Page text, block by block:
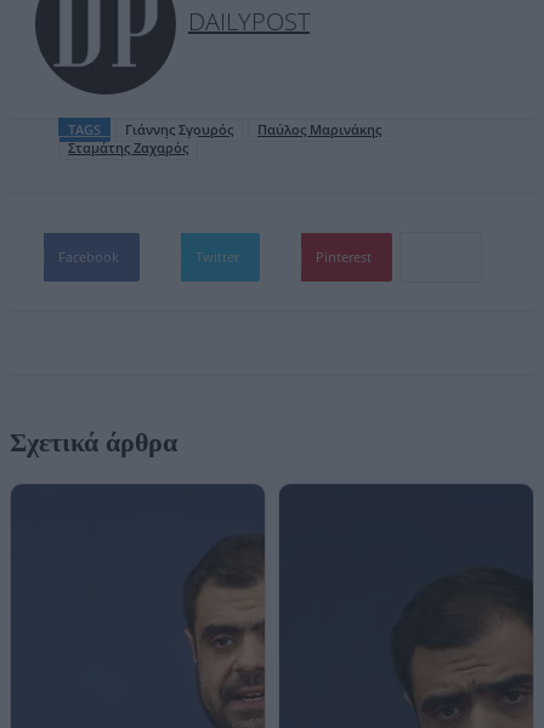
DAILYPOST
TAGS Γιάννης Σγουρός
Παύλος Μαρινάκης
Σταμάτης Ζαχαρός
Facebook Twitter Pinterest
Σχετικά άρθρα